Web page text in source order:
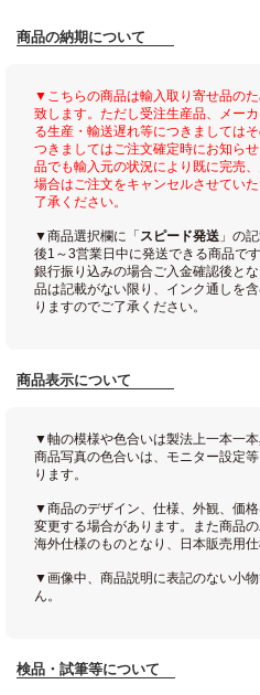
商品の納期について
▼こちらの商品は輸入取り寄せ品の
致します。ただし受注生産品、メー
る生産・輸送遅れ等につきましては
つきましてはご注文確定時にお知ら
品でも輸入元の状況により既に完売
場合はご注文をキャンセルさせてい
了承ください。
▼商品選択欄に「 スピード発送 」の
後1～3営業日中に発送できる商品で
銀行振り込みの場合ご入金確認後と
品は記載がない限り、インク通しを
りますのでご了承ください。
商品表示について
▼軸の模様や色合いは製法上一本一
商品写真の色合いは、モニター設定
ります。
▼商品のデザイン、仕様、外観、価
変更する場合があります。また商品
海外仕様のものとなり、日本販売用
▼画像中、商品説明に表記のない小
ん。
検品・試筆等について